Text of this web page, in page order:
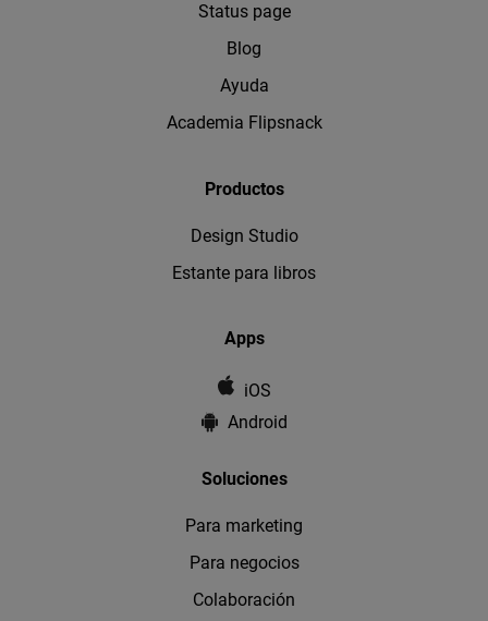
Status page
Blog
Ayuda
Academia Flipsnack
Productos
Design Studio
Estante para libros
Apps
iOS
Android
Soluciones
Para marketing
Para negocios
Colaboración